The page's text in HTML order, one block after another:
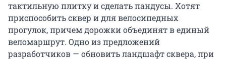
тактильную плитку и сделать пандусы. Хотят
приспособить сквер и для велосипедных
прогулок, причем дорожки объединят в единый
веломаршрут. Одно из предложений
разработчиков — обновить ландшафт сквера, при